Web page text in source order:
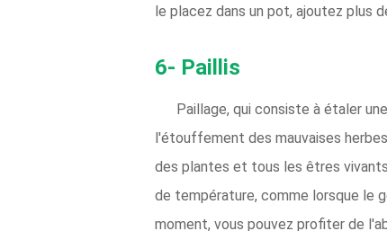
le placez dans un pot, ajoutez plus
6- Paillis
Paillage, qui consiste à étaler
l'étouffement des mauvaises
des plantes et tous les êtres
de température, comme lorsque le
moment, vous pouvez profiter de